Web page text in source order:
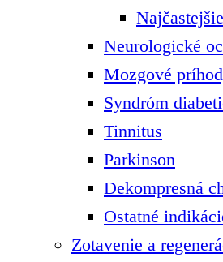
Neurologické
Mozgové
Syndróm
Tinnitus
Parkinson
Dekompresná
Ostatné
Zotavenie a